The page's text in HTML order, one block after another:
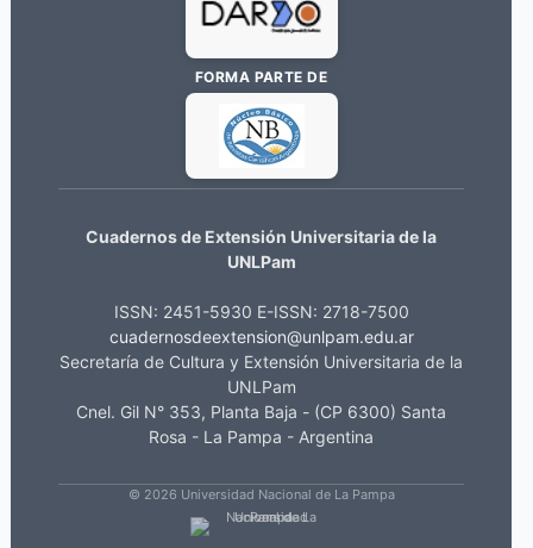
FORMA PARTE DE
Cuadernos de Extensión Universitaria de la
UNLPam
ISSN: 2451-5930 E-ISSN: 2718-7500
cuadernosdeextension@unlpam.edu.ar
Secretaría de Cultura y Extensión Universitaria de la
UNLPam
Cnel. Gil N° 353, Planta Baja - (CP 6300) Santa
Rosa - La Pampa - Argentina
© 2026 Universidad Nacional de La Pampa